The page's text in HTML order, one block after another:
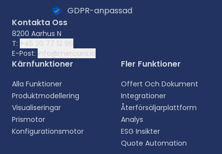
GDPR-anpassad
Kontakta Oss
8200 Aarhus N
T: +45 20 77 12 96
E-Post: info@mercura.io
Kärnfunktioner
Alla Funktioner
Produktmodellering
Visualiseringar
Prismotor
Konfigurationsmotor
Fler Funktioner
Offert Och Dokument
Integrationer
Återförsäljarplattform
Analys
ESG Insikter
Quote Automation